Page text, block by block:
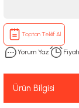
Toptan Teklif Al
Yorum Yaz
Ürün Bilgisi